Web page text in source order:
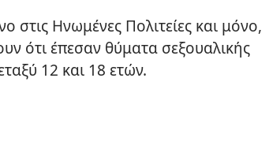
στις Ηνωμένες Πολιτείες και μόνο,
ότι έπεσαν θύματα σεξουαλικής
12 και 18 ετών.